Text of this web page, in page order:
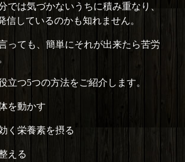
では気づかないうちに積み重なり、
信しているのかも知れません。
っても、簡単にそれが出来たら苦労
立つ5つの方法をご紹介します。
を動かす
く栄養素を摂る
える